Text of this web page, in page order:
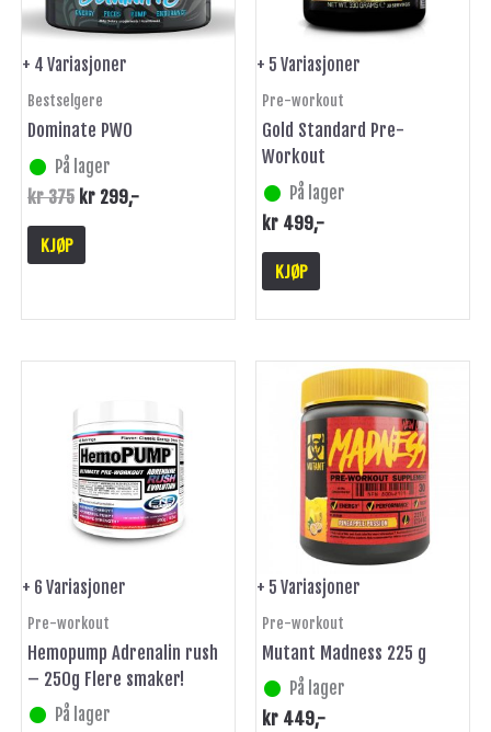
+ 4 Variasjoner
Bestselgere
Dominate PWO
På lager
kr375 kr 299,-
KJØP
kan
velges
på
+ 5 Variasjoner
Pre-workout
Gold Standard Pre-
Workout
På lager
kr 499,-
KJØP
kan
velges
på
+ 6 Variasjoner
Pre-workout
Hemopump Adrenalin rush
– 250g Flere smaker!
På lager
har
flere
varianter.
Alternativene
kan
på
+ 5 Variasjoner
Pre-workout
Mutant Madness 225 g
På lager
kr 449,-
Dette
produktet
har
flere
varianter.
Alternativene
kan
velges
på